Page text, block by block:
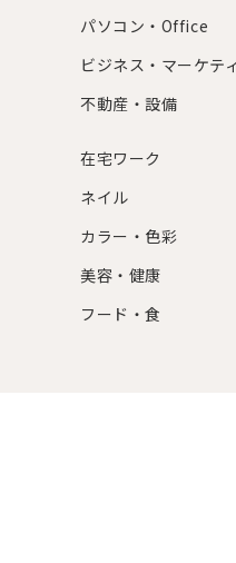
パソコン・Office
ビジネス・マーケテ
不動産・設備
在宅ワーク
ネイル
カラー・色彩
美容・健康
フード・食